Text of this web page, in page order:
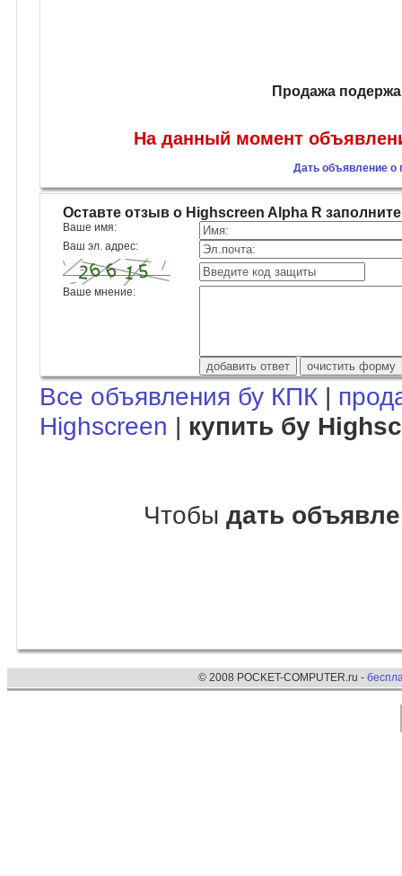
Продажа
На данный момент
Дать объявление о
Оставте отзыв о Highscreen Alpha R
Ваше имя:
Ваш эл. адрес:
Ваше мнение:
Все объявления бу КПК |
Highscreen | купить бу
Чтобы дать
© 2008 POCKET-COMPUTER.ru -